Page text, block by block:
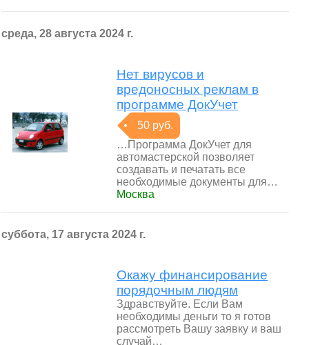
среда, 28 августа 2024 г.
Нет вирусов и
вредоносных реклам в
программе ДокУчет
50 руб.
…Программа ДокУчет для
автомастерской позволяет
создавать и печатать все
необходимые документы для…
Москва
суббота, 17 августа 2024 г.
Окажу финансирование
порядочным людям
Здравствуйте. Если Вам
необходимы деньги то я готов
рассмотреть Вашу заявку и ваш
случай…